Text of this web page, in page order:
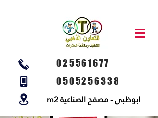
025561677
0505256338
ابوظبي - مصفح الصناعية m2